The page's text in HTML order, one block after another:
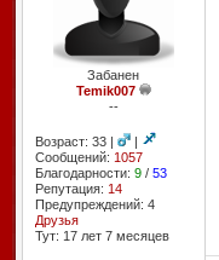
Забанен
Temik007
--
Возраст: 33 |
|
Сообщений: 1057
Благодарности: 9/ 53
Репутация: 14
Предупреждений: 4
Друзья
Тут: 17 лет 7 месяцев